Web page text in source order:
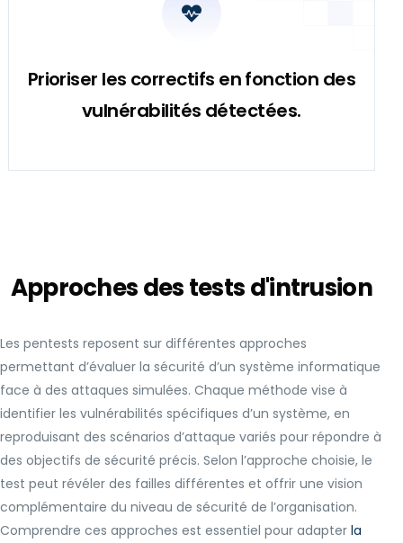
Prioriser les correctifs en fonction des
vulnérabilités détectées.
Approches des tests d'intrusion
Les pentests reposent sur différentes approches
permettant d’évaluer la sécurité d’un système informatique
face à des attaques simulées. Chaque méthode vise à
identifier les vulnérabilités spécifiques d’un système, en
reproduisant des scénarios d’attaque variés pour répondre à
des objectifs de sécurité précis. Selon l’approche choisie, le
test peut révéler des failles différentes et offrir une vision
complémentaire du niveau de sécurité de l’organisation.
Comprendre ces approches est essentiel pour adapter la